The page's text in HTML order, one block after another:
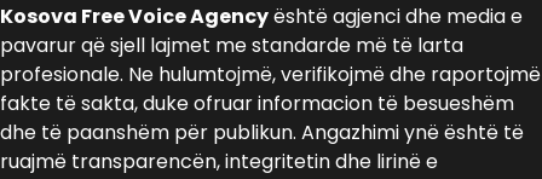
Kosova Free Voice Agencyështë agjenci dhe media e
pavarur që sjell lajmet me standarde më të larta
profesionale. Ne hulumtojmë, verifikojmë dhe raportojmë
fakte të sakta, duke ofruar informacion të besueshëm
dhe të paanshëm për publikun. Angazhimi ynë është të
ruajmë transparencën, integritetin dhe lirinë e